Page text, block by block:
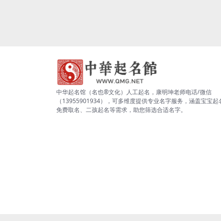
中华起名馆（名也®文化）人工起名，康明坤老师电话/微信
（13955901934），可多维度提供专业名字服务，涵盖宝宝起
免费取名、二孩起名等需求，助您筛选合适名字。